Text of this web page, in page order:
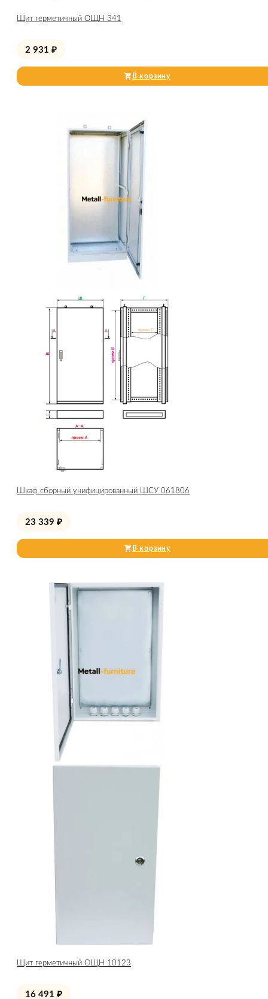
Щит герметичный ОЩН 341
2 931 ₽
В корзину
Шкаф сборный унифицированный ШСУ 061806
23 339 ₽
В корзину
Щит герметичный ОЩН 10123
16 491 ₽